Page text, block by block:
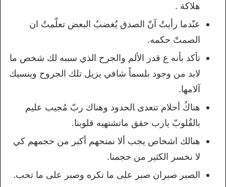
هلاكة .
عنّدما رأيتُ آنّ الصدق يُغضبُ البعض تعلّمتُ ان
الصمتّ حكمه.
تأكد بأنه ع قدر الألم والجرح الذي سببه لك شخص ما
لابد من وجود بلسماً شافي يزيل تلك الجروح وينسيك
آلامها.
هناكُ أحلام تتعدى ﺎلحدود وهناك ربّ مُجيب عليم
بالقُلوبّ يارب حقق ماتشتهيه قلوبنا.
هنالك اشخاص يجب ألا نمنحهم أكبر من حجمهم كي
لا نخسر الكثير من حجمنا.
الصبر صبران صبر على ما تكره وصبر على ما تحب.